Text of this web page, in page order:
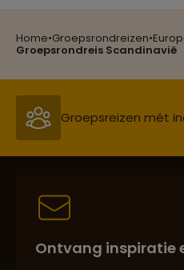
Home•Groepsrondreizen•
Groepsrondreis Scandinavië
Reizen met oog
Groepsreizen mét
Persoonlijk en
Ontvang inspiratie